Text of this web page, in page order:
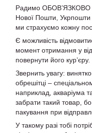
Радимо ОБОВ’ЯЗКОВО
Нової Пошти, Укрпошти
ми страхуємо кожну
Є можливість
момент отримання у
повернути його кур’єру.
Звернить увагу:
обрешітці –
наприклад, акваріума
забрати такий товар,
пакування при
У такому разі тобі